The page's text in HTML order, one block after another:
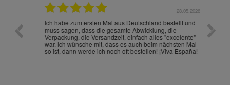
28.05.2026
Ich habe zum ersten Mal aus Deutschland bestellt und
muss sagen, dass die gesamte Abwicklung, die
Verpackung, die Versandzeit, einfach alles "excelente"
war. Ich wünsche mit, dass es auch beim nächsten Mal
so ist, dann werde ich noch oft bestellen! ¡Viva España!
Die
gut
ist